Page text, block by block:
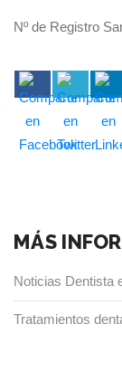
Nº de Registro
MÁS
Noticias Dentista
Tratamientos